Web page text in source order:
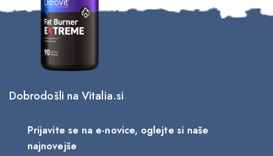
Dobrodošli na Vitalia.si
Prijavite se na e-novice, oglejte si naše
najnovejše